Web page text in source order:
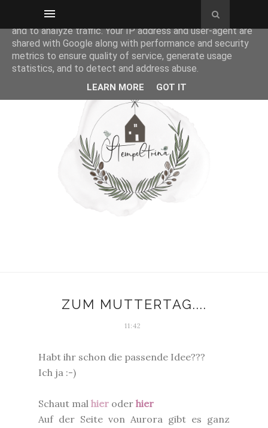
ZUM MUTTERTAG....
11:42
Habt ihr schon die passende Idee???
Ich ja :-)
Schaut mal hier oder hier
Auf der Seite von Aurora gibt es ganz
This site uses cookies from Google to deliver its services
and to analyze traffic. Your IP address and user-agent are
shared with Google along with performance and security
metrics to ensure quality of service, generate usage
statistics, and to detect and address abuse.
LEARN MORE GOT IT